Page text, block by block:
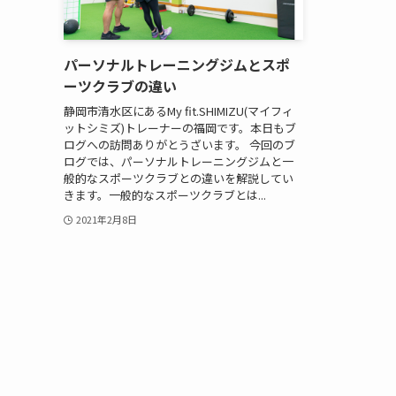
パーソナルトレーニングジムとスポ
ーツクラブの違い
静岡市清水区にあるMy fit.SHIMIZU(マイフィ
ットシミズ)トレーナーの福岡です。本日もブ
ログへの訪問ありがとうざいます。 今回のブ
ログでは、パーソナルトレーニングジムと一
般的なスポーツクラブとの違いを解説してい
きます。一般的なスポーツクラブとは...
2021年2月8日